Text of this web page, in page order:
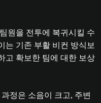
원을 전투에 복귀시킬 수
는 기존 부활 비컨 방식보
고 확보한 팀에 대한 보상
과정은 소음이 크고, 주변